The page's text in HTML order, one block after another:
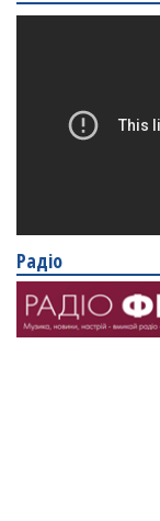
Радіо